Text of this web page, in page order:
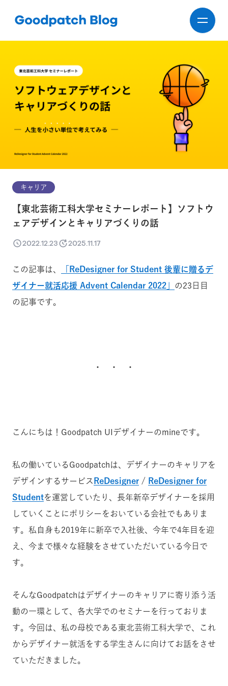
キャリア
【東北芸術工科大学セミナーレポート】ソフトウ
ェアデザインとキャリアづくりの話
2022.12.23 2025.11.17
この記事は、
「ReDesigner for Student 後輩に贈るデ
ザイナー就活応援 Advent Calendar 2022」 の23日目
の記事です。
・ ・ ・
こんにちは！Goodpatch UIデザイナーのmineです。
私の働いているGoodpatchは、デザイナーのキャリアを
デザインするサービス ReDesigner / ReDesigner for
Studentを運営していたり、長年新卒デザイナーを採用
していくことにポリシーをおいている会社でもありま
す。 私自身も2019年に新卒で入社後、今年で4年目を迎
え、今まで様々な経験をさせていただいている今日で
す。
そんなGoodpatchはデザイナーのキャリアに寄り添う活
動の一環として、各大学でのセミナーを行っておりま
す。 今回は、私の母校である東北芸術工科大学で、これ
からデザイナー就活をする学生さんに向けてお話をさせ
ていただきました。